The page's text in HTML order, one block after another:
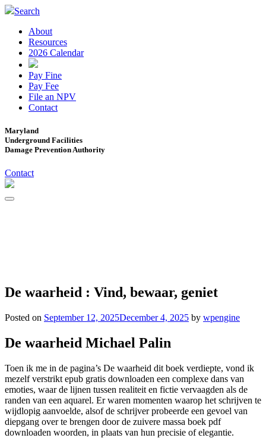
Search
About
Resources
2026 Calendar
Pay Fine
Pay Fee
File an NPV
Contact
Maryland
Underground Facilities
Damage Prevention Authority
Contact
De waarheid : Vind, bewaar, geniet
Posted on September 12, 2025December 4, 2025 by wpengine
De waarheid Michael Palin
Toen ik me in de pagina’s De waarheid dit boek verdiepte, vond ik
mezelf verstrikt epub gratis downloaden een complexe dans van
emoties, waar de lijnen tussen realiteit en fictie vervaagden als de
randen van een aquarel. Er waren momenten waarop het schrijven te
wijdlopig aanvoelde, alsof de schrijver probeerde een gevoel van
diepgang over te brengen door de zuivere massa boek pdf
downloaden woorden, in plaats van hun precisie of elegantie.